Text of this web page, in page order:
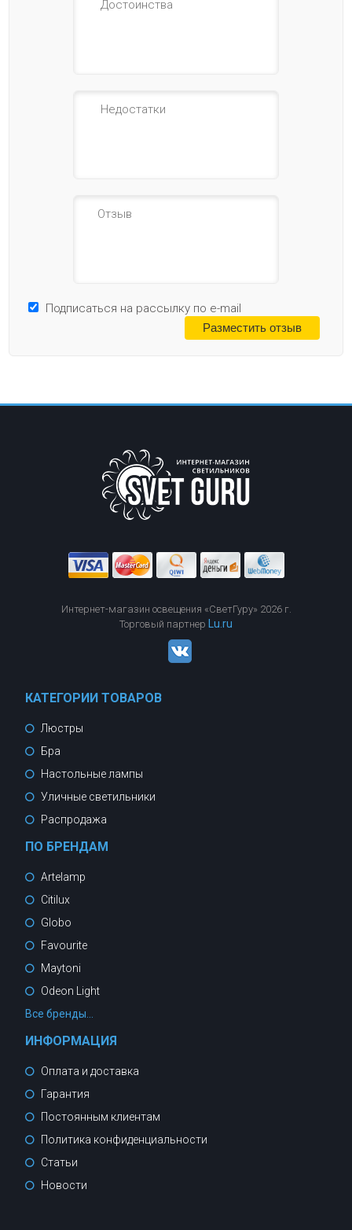
Подписаться на рассылку по e-mail
Интернет-магазин освещения «СветГуру» 2026 г.
Торговый партнер Lu.ru
КАТЕГОРИИ ТОВАРОВ
Люстры
Бра
Настольные лампы
Уличные светильники
Распродажа
ПО БРЕНДАМ
Artelamp
Citilux
Globo
Favourite
Maytoni
Odeon Light
Все бренды...
ИНФОРМАЦИЯ
Оплата и доставка
Гарантия
Постоянным клиентам
Политика конфиденциальности
Статьи
Новости